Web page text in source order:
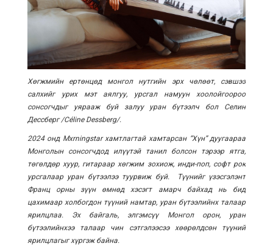
Хөгжмийн ертөнцөд монгол нутгийн эрх чөлөөт, сэвшээ
салхийг урих мэт аялгуу, урсгал намуун хоолойгоороо
сонсогчдыг уярааж буй залуу уран бүтээлч бол Селин
Дессберг /Céline Dessberg/.
2024 онд Mxrningstar хамтлагтай хамтарсан “Хүн” дуугаараа
Монголын сонсогчдод илүүтэй танил болсон тэрээр ятга,
төгөлдөр хуур, гитараар хөгжим зохиож, инди-поп, софт рок
урсгалаар уран бүтээлээ туурвиж буй. Түүнийг үзэсгэлэнт
Франц орны зүүн өмнөд хэсэгт амарч байхад нь бид
цахимаар холбогдон түүний намтар, уран бүтээлийнх талаар
ярилцлаа. Эх байгаль, элгэмсүү Монгол орон, уран
бүтээлийнхээ талаар чин сэтгэлээсээ хөөрөлдсөн түүний
ярилцлагыг хүргэж байна.